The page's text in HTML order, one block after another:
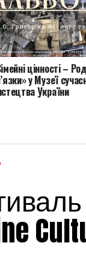
цінності –
у Музеї
України